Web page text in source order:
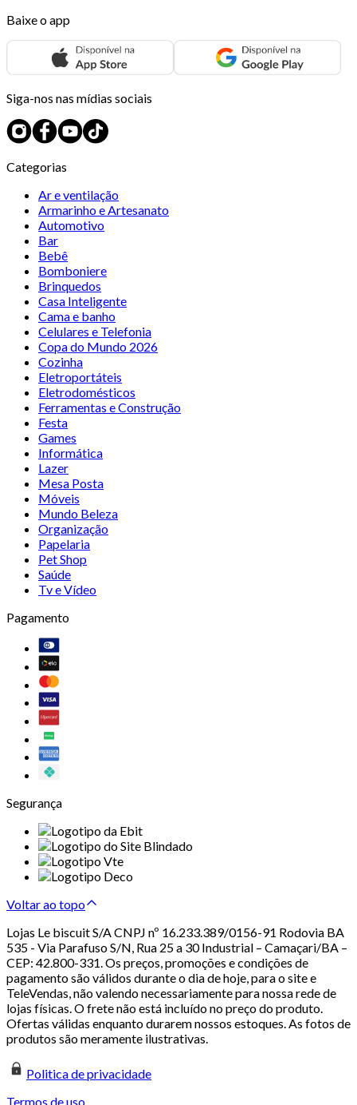
Baixe o app
Siga-nos nas mídias sociais
Categorias
Ar e ventilação
Armarinho e Artesanato
Automotivo
Bar
Bebê
Bomboniere
Brinquedos
Casa Inteligente
Cama e banho
Celulares e Telefonia
Copa do Mundo 2026
Cozinha
Eletroportáteis
Eletrodomésticos
Ferramentas e Construção
Festa
Games
Informática
Lazer
Mesa Posta
Móveis
Mundo Beleza
Organização
Papelaria
Pet Shop
Saúde
Tv e Vídeo
Pagamento
Segurança
Voltar ao topo
Lojas Le biscuit S/A CNPJ nº 16.233.389/0156-91 Rodovia BA
535 - Via Parafuso S/N, Rua 25 a 30 Industrial – Camaçari/BA –
CEP: 42.800-331. Os preços, promoções e condições de
pagamento são válidos durante o dia de hoje, para o site e
TeleVendas, não valendo necessariamente para nossa rede de
lojas físicas. O frete não está incluído no preço do produto.
Ofertas válidas enquanto durarem nossos estoques. As fotos de
produtos são meramente ilustrativas.
Politica de privacidade
Termos de uso